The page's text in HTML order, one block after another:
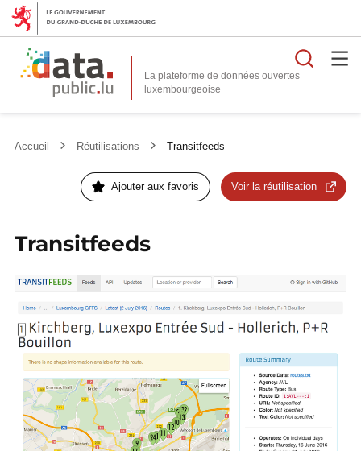
La plateforme de données ouvertes
Accueil Réutilisations Transitfeeds
Ajouter aux favoris Voir la réutilisation
Transitfeeds